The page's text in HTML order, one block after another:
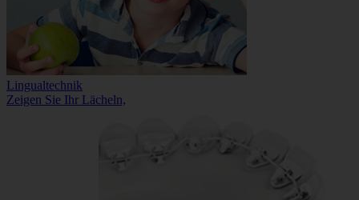
Lingualtechnik
Zeigen Sie Ihr Lächeln,